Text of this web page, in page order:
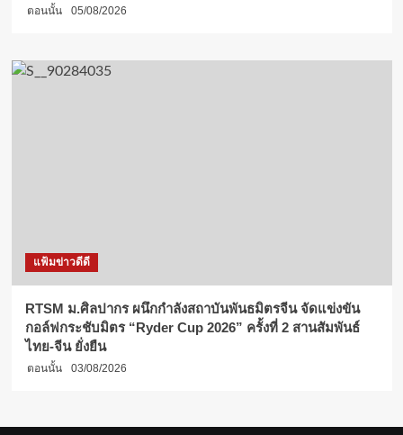
ตอนนั้น 05/08/2026
แฟ้มข่าวดีดี
RTSM ม.ศิลปากร ผนึกกำลังสถาบันพันธมิตรจีน จัดแข่งขัน
กอล์ฟกระชับมิตร “Ryder Cup 2026” ครั้งที่ 2 สานสัมพันธ์
ไทย-จีน ยั่งยืน
ตอนนั้น 03/08/2026